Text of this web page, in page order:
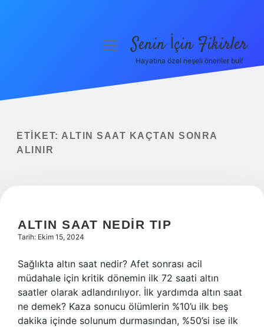
Yasal Uyarı
menüyüSenin İçin Fikirler
Hayatına özel neşeli öneriler bul!
ETIKET: ALTIN SAAT KAÇTAN SONRA
ALINIR
ALTIN SAAT NEDIR TIP
Tarih: Ekim 15, 2024
Sağlıkta altın saat nedir? Afet sonrası acil
müdahale için kritik dönemin ilk 72 saati altın
saatler olarak adlandırılıyor. İlk yardımda altın saat
ne demek? Kaza sonucu ölümlerin %10’u ilk beş
dakika içinde solunum durmasından, %50’si ise ilk